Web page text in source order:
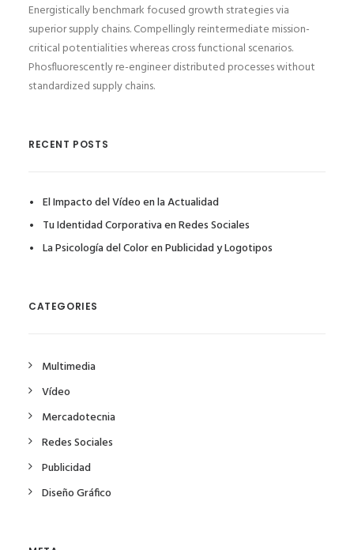
Energistically benchmark focused growth strategies via
superior supply chains. Compellingly reintermediate mission-
critical potentialities whereas cross functional scenarios.
Phosfluorescently re-engineer distributed processes without
standardized supply chains.
RECENT POSTS
El Impacto del Vídeo en la Actualidad
Tu Identidad Corporativa en Redes Sociales
La Psicología del Color en Publicidad y Logotipos
CATEGORIES
Multimedia
Vídeo
Mercadotecnia
Redes Sociales
Publicidad
Diseño Gráfico